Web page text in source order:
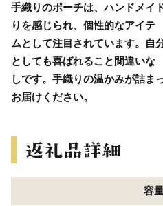
手織りのポーチは、ハンドメイ
りを感じられ、個性的なアイテ
ムとして注目されています。自
としても喜ばれること間違いな
しです。手織りの温かみが詰ま
お届けください。
容